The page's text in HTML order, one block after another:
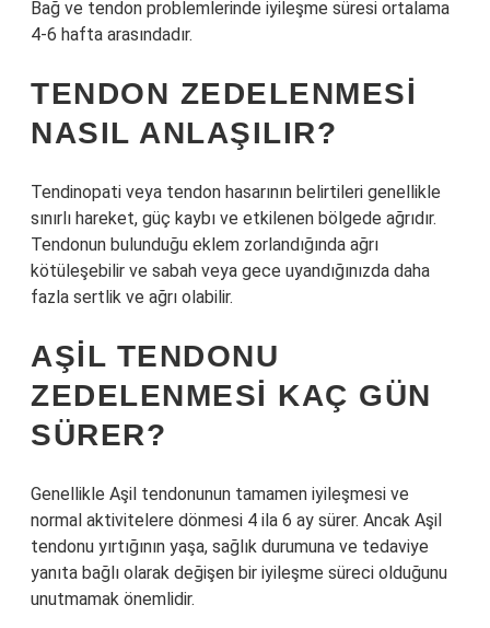
Bağ ve tendon problemlerinde iyileşme süresi ortalama
4-6 hafta arasındadır.
TENDON ZEDELENMESI
NASIL ANLAŞILIR?
Tendinopati veya tendon hasarının belirtileri genellikle
sınırlı hareket, güç kaybı ve etkilenen bölgede ağrıdır.
Tendonun bulunduğu eklem zorlandığında ağrı
kötüleşebilir ve sabah veya gece uyandığınızda daha
fazla sertlik ve ağrı olabilir.
AŞIL TENDONU
ZEDELENMESI KAÇ GÜN
SÜRER?
Genellikle Aşil tendonunun tamamen iyileşmesi ve
normal aktivitelere dönmesi 4 ila 6 ay sürer. Ancak Aşil
tendonu yırtığının yaşa, sağlık durumuna ve tedaviye
yanıta bağlı olarak değişen bir iyileşme süreci olduğunu
unutmamak önemlidir.